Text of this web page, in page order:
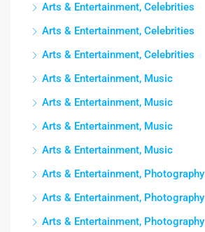
Arts & Entertainment, Celebrities
Arts & Entertainment, Celebrities
Arts & Entertainment, Celebrities
Arts & Entertainment, Music
Arts & Entertainment, Music
Arts & Entertainment, Music
Arts & Entertainment, Music
Arts & Entertainment, Photography
Arts & Entertainment, Photography
Arts & Entertainment, Photography